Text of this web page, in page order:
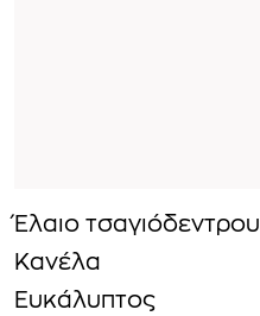
Έλαιο τσαγιόδεντρου
Κανέλα
Ευκάλυπτος